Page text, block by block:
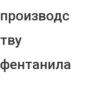
производс
тву
фентанила